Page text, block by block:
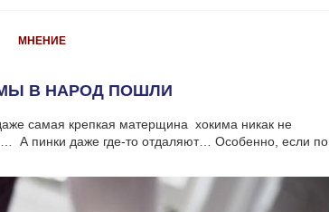
МНЕНИЕ
В НАРОД ПОШЛИ
самая крепкая матерщина хокима никак не
А пинки даже где-то отдаляют… Особенно, если по